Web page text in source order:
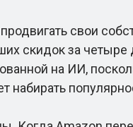
свои
скидок за
на ИИ,
набирать